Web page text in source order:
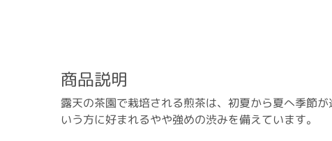
商品説明
露天の茶園で栽培される煎茶は、初夏から夏へ季節
いう方に好まれるやや強めの渋みを備えています。